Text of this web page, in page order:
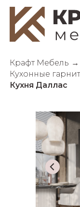
Крафт Мебель →
Кухонные
Кухня Даллас